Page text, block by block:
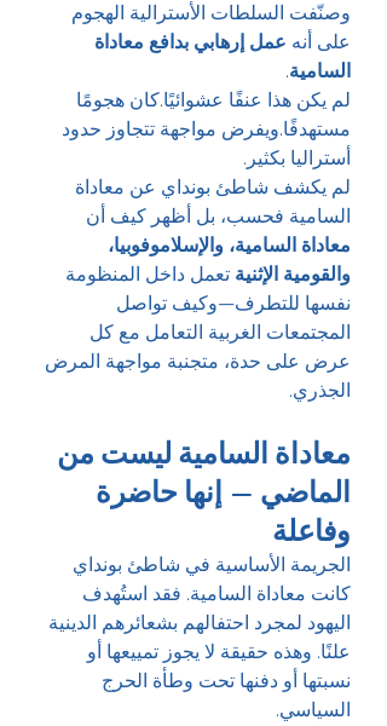
وصنّفت السلطات الأسترالية الهجوم
على أنه عمل إرهابي بدافع معاداة
السامية.
لم يكن هذا عنفًا عشوائيًا.كان هجومًا
مستهدفًا.ويفرض مواجهة تتجاوز حدود
أستراليا بكثير.
لم يكشف شاطئ بونداي عن معاداة
السامية فحسب، بل أظهر كيف أن
معاداة السامية، والإسلاموفوبيا،
والقومية الإثنية تعمل داخل المنظومة
نفسها للتطرف—وكيف تواصل
المجتمعات الغربية التعامل مع كل
عرض على حدة، متجنبة مواجهة المرض
الجذري.
معاداة السامية ليست من
الماضي — إنها حاضرة
وفاعلة
الجريمة الأساسية في شاطئ بونداي
كانت معاداة السامية. فقد استُهدف
اليهود لمجرد احتفالهم بشعائرهم الدينية
علنًا. وهذه حقيقة لا يجوز تمييعها أو
نسبتها أو دفنها تحت وطأة الحرج
السياسي.